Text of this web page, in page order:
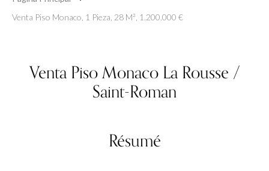
Venta Piso Monaco, 1 Pieza, 28 M², 1.200.000 €
Venta Piso Monaco La Rousse /
Saint-Roman
Résumé